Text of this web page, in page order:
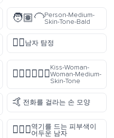
🧑🏽‍🦲Person-Medium-
Skin-Tone-Bald
🕵️‍♂️남자 탐정
👩🏽‍❤️‍💋‍👩🏽
Kiss-Woman-
Woman-Medium-
Skin-Tone
🤙 전화를 걸라는 손 모양
🏋🏿‍♂️역기를 드는 피부색이
어두운 남자